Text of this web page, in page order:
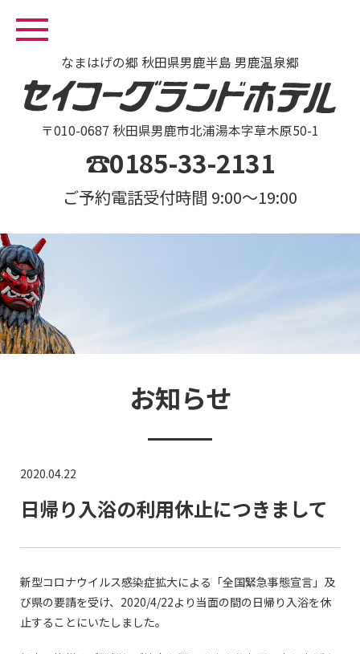
なまはげの郷 秋田県男鹿半島 男鹿温泉郷
〒010-0687 秋田県男鹿市北浦湯本字草木原50-1
☎0185-33-2131
ご予約電話受付時間 9:00～19:00
お知らせ
2020.04.22
日帰り入浴の利用休止につきまして
新型コロナウイルス感染症拡大による「全国緊急事態宣言」及
び県の要請を受け、2020/4/22より当面の間の日帰り入浴を休
止することにいたしました。